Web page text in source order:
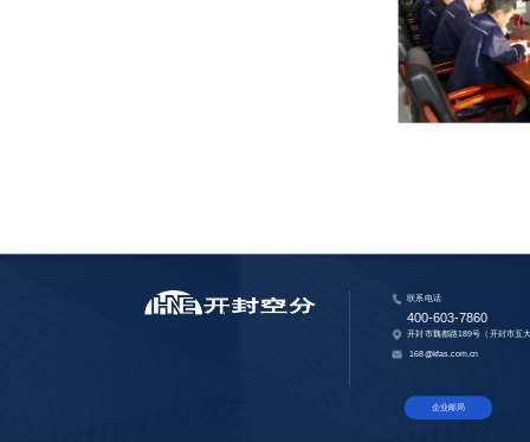
联系电话
400-603-7860
开封市魏都路189号（开封市五
168@kfas.com.cn
企业邮局